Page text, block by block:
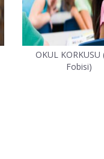
OKUL KORKUSU
Fobisi)